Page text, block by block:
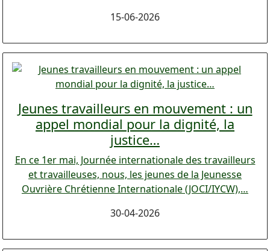
15-06-2026
Jeunes travailleurs en mouvement : un
appel mondial pour la dignité, la
justice…
En ce 1er mai, Journée internationale des travailleurs
et travailleuses, nous, les jeunes de la Jeunesse
Ouvrière Chrétienne Internationale (JOCI/IYCW),…
30-04-2026